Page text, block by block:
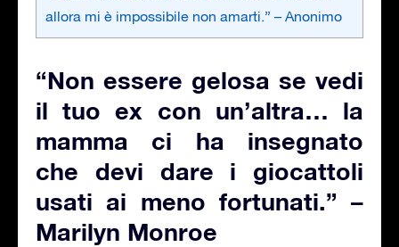
allora mi è impossibile non amarti.” – Anonimo
“Non essere gelosa se vedi
il tuo ex con un’altra… la
mamma ci ha insegnato
che devi dare i giocattoli
usati ai meno fortunati.” –
Marilyn Monroe